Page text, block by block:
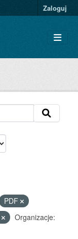
Zaloguj
PDF
Organizacje: